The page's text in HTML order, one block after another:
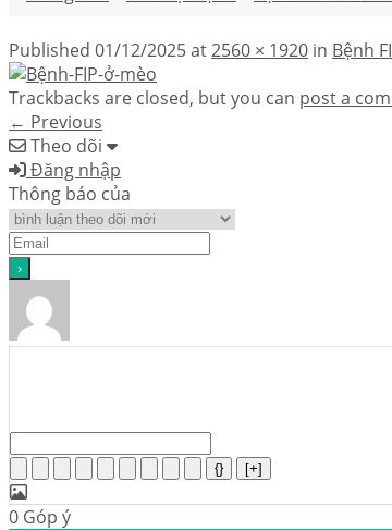
Published 01/12/2025at2560 × 1920 in Bệnh
Trackbacks are closed, but you can post a
← Previous
Theo dõi
Đăng nhập
Thông báo của
{} [+]
0 Góp ý